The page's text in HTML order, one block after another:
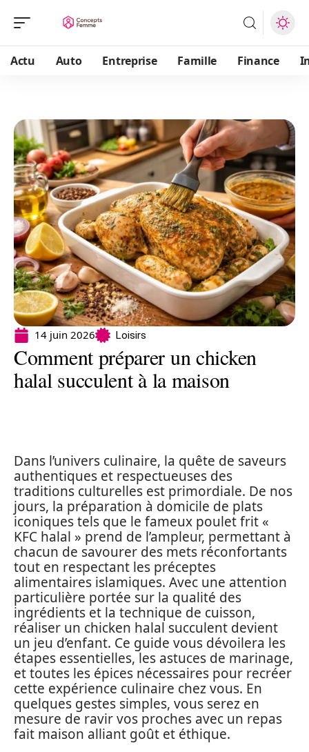
Actu Auto Entreprise Famille Finance
14 juin 2026 Loisirs
Comment préparer un chicken
halal succulent à la maison
Dans l’univers culinaire, la quête de saveurs
authentiques et respectueuses des
traditions culturelles est primordiale. De nos
jours, la préparation à domicile de plats
iconiques tels que le fameux poulet frit «
KFC halal » prend de l’ampleur, permettant à
chacun de savourer des mets réconfortants
tout en respectant les préceptes
alimentaires islamiques. Avec une attention
particulière portée sur la qualité des
ingrédients et la technique de cuisson,
réaliser un chicken halal succulent devient
un jeu d’enfant. Ce guide vous dévoilera les
étapes essentielles, les astuces de marinage,
et toutes les épices nécessaires pour recréer
cette expérience culinaire chez vous. En
quelques gestes simples, vous serez en
mesure de ravir vos proches avec un repas
fait maison alliant goût et éthique.